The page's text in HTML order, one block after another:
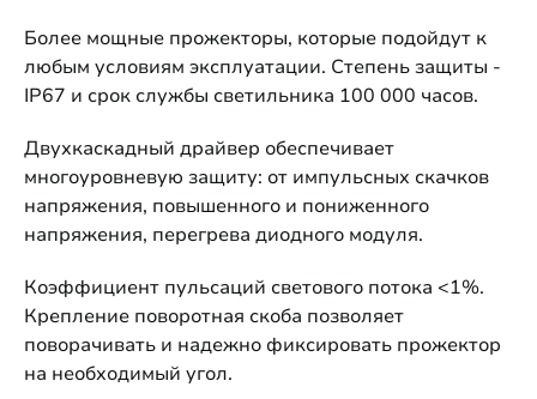
Более мощные прожекторы, которые подойдут к
любым условиям эксплуатации. Степень защиты -
IP67 и срок службы светильника 100 000 часов.
Двухкаскадный драйвер обеспечивает
многоуровневую защиту: от импульсных скачков
напряжения, повышенного и пониженного
напряжения, перегрева диодного модуля.
Коэффициент пульсаций светового потока <1%.
Крепление поворотная скоба позволяет
поворачивать и надежно фиксировать прожектор
на необходимый угол.